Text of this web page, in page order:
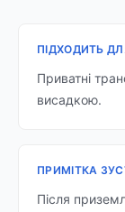
ПІДХОДИТЬ
Приватні
висадкою.
ПРИМІТКА
Після